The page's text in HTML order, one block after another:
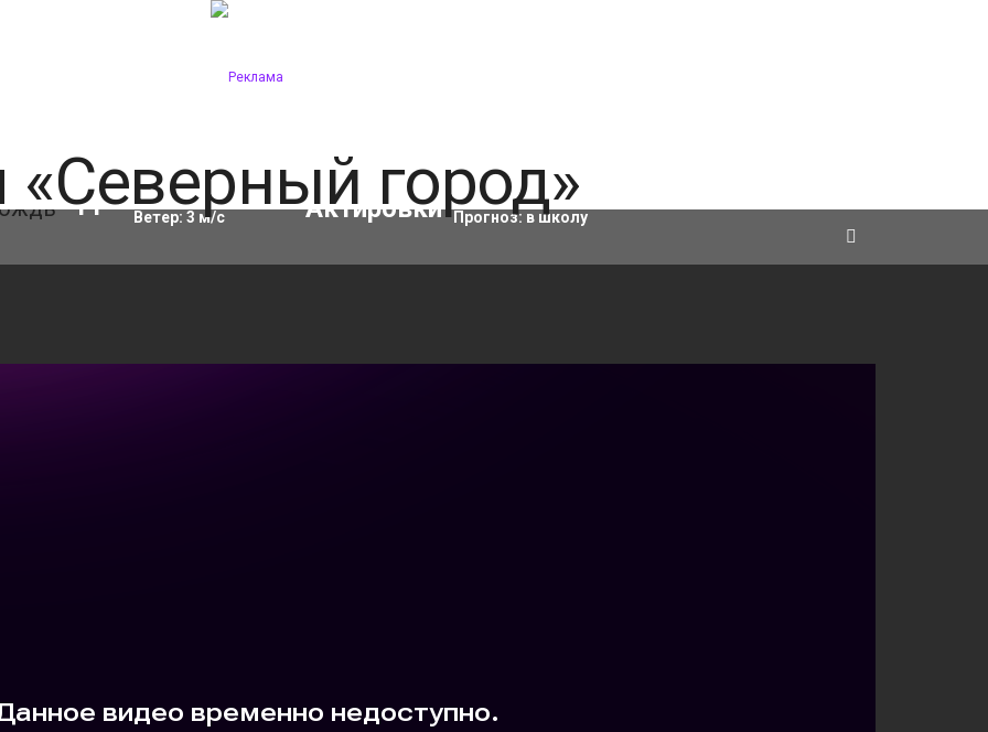
11°C Влажность:90
Ветер: 3 м/с
Актировки
Прогноз: в школу